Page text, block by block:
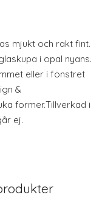
mjukt och rakt fint.
i opal nyans.
eller i fönstret
&
former.Tillverkad i
ej.